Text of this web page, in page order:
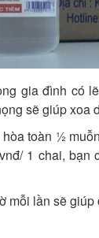
gia đình có
sẽ giúp xoa
toàn ½
1 chai, bạn
mỗi lần sẽ giúp